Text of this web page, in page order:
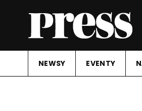
NEWSY EVENTY